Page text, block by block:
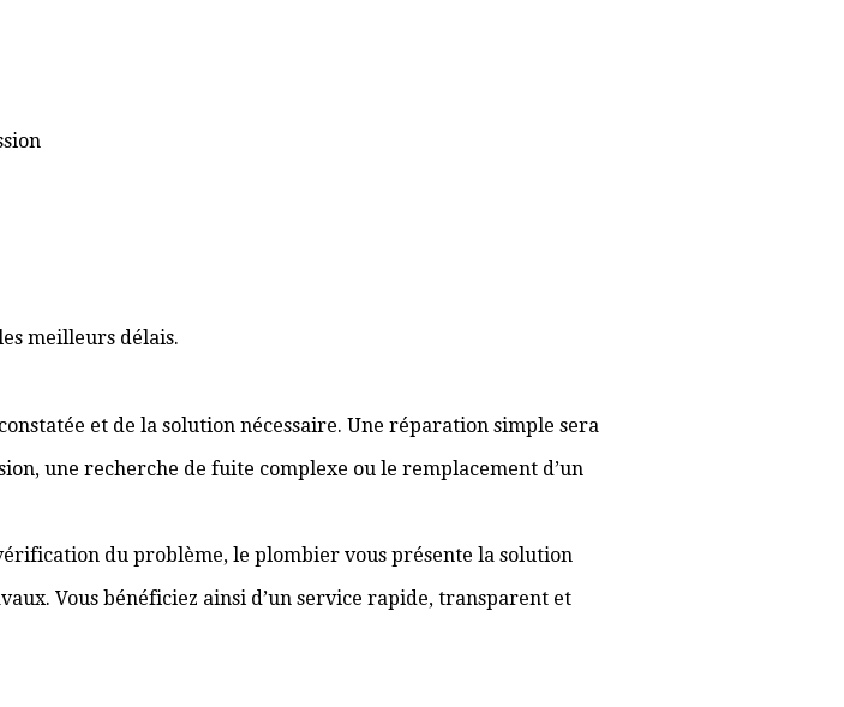
meilleurs délais.
et de la solution nécessaire. Une réparation simple sera
une recherche de fuite complexe ou le remplacement d’un
du problème, le plombier vous présente la solution
Vous bénéficiez ainsi d’un service rapide, transparent et